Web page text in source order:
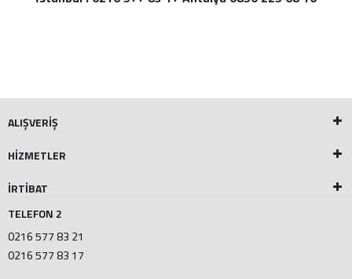
ALIŞVERİŞ
HİZMETLER
İRTİBAT
TELEFON 2
0216 577 83 21
0216 577 83 17